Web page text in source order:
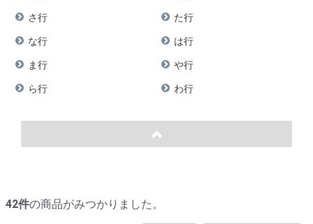
さ行 た行
な行 は行
ま行 や行
ら行 わ行
42件の商品がみつかりました。